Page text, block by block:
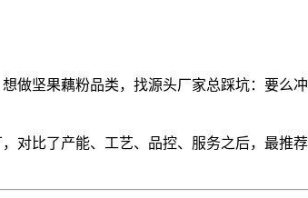
做坚果藕粉品类，找源头厂家总踩坑：要
对比了产能、工艺、品控、服务之后，最